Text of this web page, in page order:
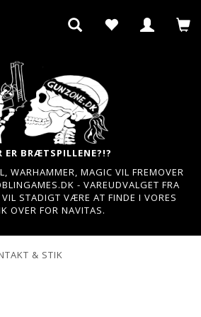
ER BRÆTSPILLENE?!?
WARHAMMER, MAGIC VIL FREMOVER
- VAREUDVALGET FRA
STADIGT VÆRE AT FINDE I VORES
OVER FOR NAVITAS.
& STIK